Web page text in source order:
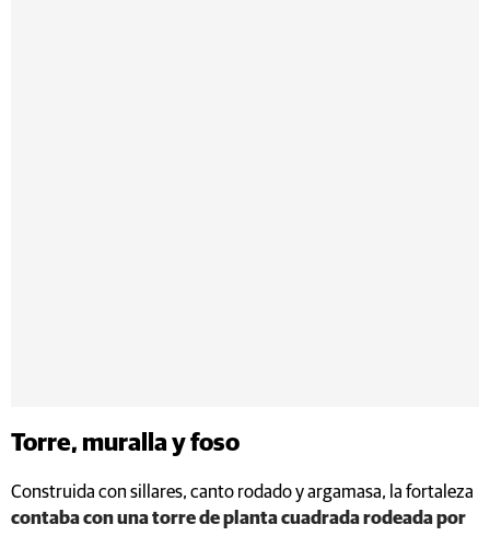
Torre, muralla y foso
Construida con sillares, canto rodado y argamasa, la fortaleza
contaba con una torre de planta cuadrada rodeada por